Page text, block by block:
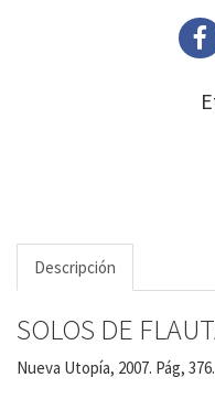
Descripción
SOLOS DE
Nueva Utopía, 2007. Pág,